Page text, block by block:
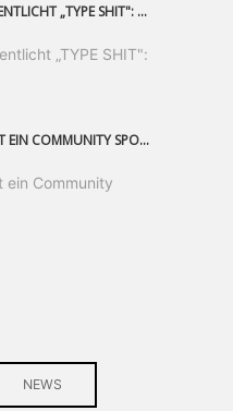
ERIK FEDKO VERÖFFENTLICHT „TYPE SHIT": EINEN 23-MINÜTIGEN MOUNTAINBIKE-FILM, ÜBER DREI JAHRE RUND UM DIE WELT GEDREHT. ZEITGLEICH LAUNCHT ER DIE GLEICHNAMIGE KOLLEKTION SEINER BRAND TYPE. EIN SEGMENT DES FILMS ERSCHEINT SEPARAT AUF RED BULL BIKE.
„TYPE SHIT":
MOUNTAINBIKEN IST EIN COMMUNITY SPORT UND DAS BEWEIST SICH IN DER BIKE REPUBLIC SÖLDEN GERADE EINDRUCKSVOLL AUF ALLEN LEVELN. FREERIDE PROFI, SHAPERIN UND FRISCH GEWÄHLTE SWATCH NINES MVP VERO SANDLER IST BEGEISTERT VON DER VIELFALT DER BIKE DESTINATION, DER NEUEN JUMPLINE UND PLÄDIERT FÜR MUT BEI (FRAUEN) COMMUNITIES. VERO UND IHR VERLOBTER SAM HODGES VERBRINGEN MEHRERE MONATE IN DER BIKE REPUBLIC UND LASSEN UNS DARAN TEILHABEN. UM COMMUNITY GEHT ES AUCH BEI DER PARTNERSCHAFT ZWISCHEN SÖLDEN UND DEM NEUEN RIDERS PARK DONOVALY IN DER SLOWAKEI: DER DORTIGE TOURISMUSDIREKTOR JIRI PEC IST ÜBERZEUGT: VON MEHR BIKEPARKS PROFITIERT DIE GANZE MTB-SZENE – UND MIT DOMINIK LINSER, GESCHÄFTSFÜHRER DER BRS, HAT ER DAMIT DEN PERFEKTEN PARTNER GEFUNDEN.
ein Community
NEWS